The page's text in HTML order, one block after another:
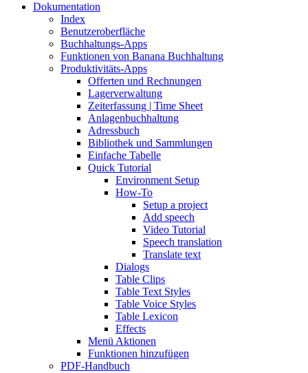
Dokumentation
Index
Benutzeroberfläche
Buchhaltungs-Apps
Funktionen von Banana Buchhaltung
Produktivitäts-Apps
Offerten und Rechnungen
Lagerverwaltung
Zeiterfassung | Time Sheet
Anlagenbuchhaltung
Adressbuch
Bibliothek und Sammlungen
Einfache Tabelle
Quick Tutorial
Environment Setup
How-To
Setup a project
Add speech
Video Tutorial
Speech translation
Translate text
Dialogs
Table Clips
Table Text Styles
Table Voice Styles
Table Lexicon
Effects
Menü Aktionen
Funktionen hinzufügen
PDF-Handbuch